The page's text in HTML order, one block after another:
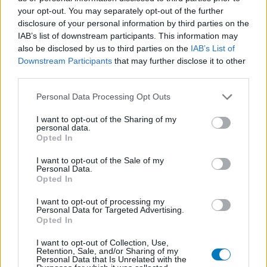
your opt-out. You may separately opt-out of the further
disclosure of your personal information by third parties on the
IAB’s list of downstream participants. This information may
also be disclosed by us to third parties on the IAB’s List of
Downstream Participants that may further disclose it to other
Personal Data Processing Opt Outs
I want to opt-out of the Sharing of my
personal data.
Opted In
I want to opt-out of the Sale of my
Personal Data.
Opted In
I want to opt-out of processing my
Personal Data for Targeted Advertising.
Opted In
I want to opt-out of Collection, Use,
Retention, Sale, and/or Sharing of my
Personal Data that Is Unrelated with the
Anticonceptie - eenfase
Seroquel (647)
Psychose / schizofrenie - antipsychotica
Escitalopram (647)
Depressie - antidepressiva SSRI
Antibiotica - penicillines breedspectrum
Wellbutrin XR (646)
Verslavingsziekten
Diabetes (suikerziekte) - orale middelen
Implanon (hormoonimplantaat) (584)
Lexapro (509)
Depressie - antidepressiva SSRI
Concerta (503)
ADHD - psychostimulantia